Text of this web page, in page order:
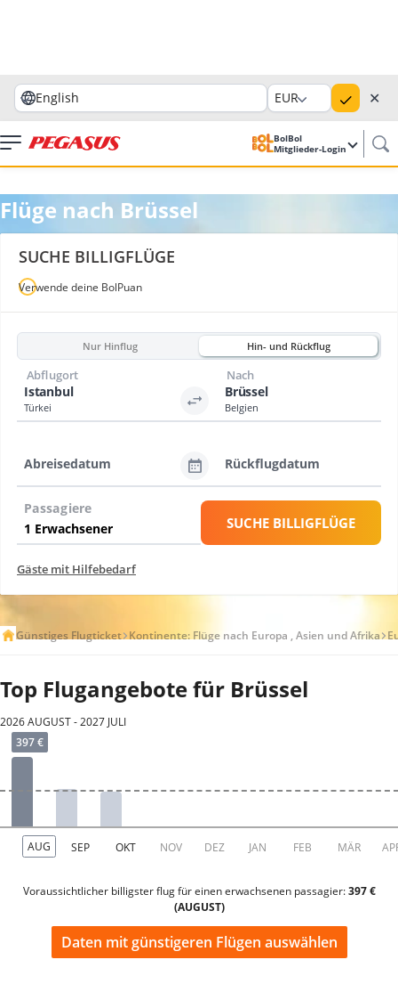
English EUR ✕
BolBol
Mitglieder-Login
Flüge nach Brüssel
SUCHE BILLIGFLÜGE
Verwende deine BolPuan
Nur Hinflug Hin- und Rückflug
Istanbul
Türkei
Abflugort
Brüssel
Belgien
Nach
Abreisedatum Rückflugdatum
Passagiere
SUCHE BILLIGFLÜGE
Gäste mit Hilfebedarf
Günstiges Flugticket Kontinente: Flüge nach Europa , Asien und Afrika
Top Flugangebote für Brüssel
2026 AUGUST - 2027 JULI
Voraussichtlicher billigster flug für einen erwachsenen passagier:397 €
(AUGUST)
Daten mit günstigeren Flügen auswählen